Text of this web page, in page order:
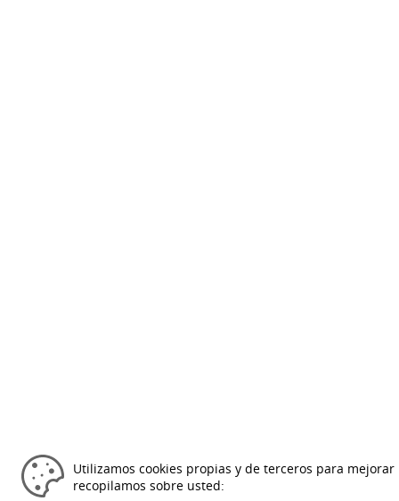
Utilizamos cookies propias y de terceros para
recopilamos sobre usted: